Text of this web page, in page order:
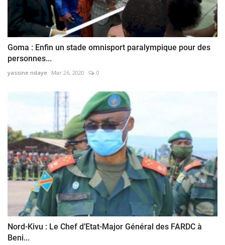
Goma : Enfin un stade omnisport paralympique pour des
personnes...
yassine ndaye Mar 26, 2020 0
Nord-Kivu : Le Chef d’Etat-Major Général des FARDC à
Beni...